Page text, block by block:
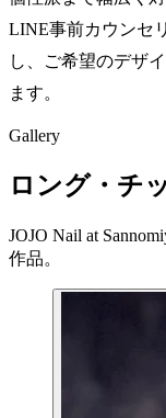
LINE事前カウンセ
し、ご希望のデザ
ます。
Gallery
ロング・チ
JOJO Nail at
作品。